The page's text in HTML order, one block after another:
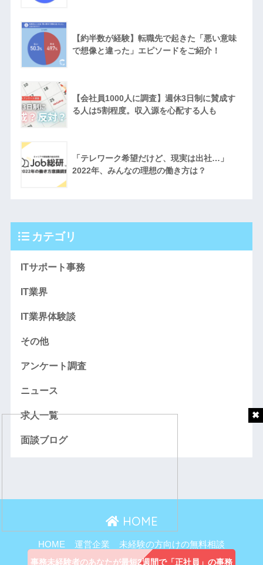
【約半数が経験】転職先で起きた「悪い意味
で想像と違った」エピソードをご紹介！
【会社員1000人に調査】週休3日制に賛成す
る人は5割程度。収入源を心配する人も
「テレワーク希望だけど、現実は出社…」
2022年、みんなの理想の働き方は？
カテゴリ
ITサポート事務
IT業界
IT業界体験談
その他
アンケート調査
ニュース
求人一覧
面談ブログ
HOME
HOME 運営企業
未経験の方向けの無料相談
主婦向け無料相談
事務未経験者のあなたが最短2週間で「正社員」の事務